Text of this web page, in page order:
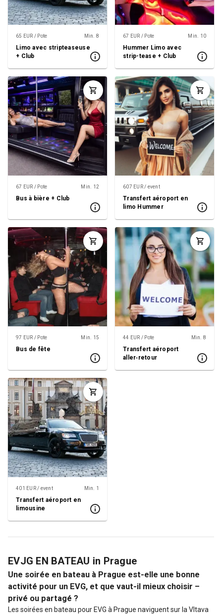
65 EUR / Pote Min. 8
Limo avec stripteaseuse
+ Club
67 EUR / Pote Min. 10
Hummer Limo avec
strip-tease + Club
67 EUR / Pote Min. 12
Bus à bière + Club
607 EUR / event
Transfert aéroport en
limo Hummer
97 EUR / Pote Min. 15
Bus de fête
44 EUR / Pote Min. 8
Transfert aéroport
aller‑retour
401 EUR / event Min. 1
Transfert aéroport en
limousine
EVJG EN BATEAU in Prague
Une soirée en bateau à Prague est-elle une bonne
activité pour un EVG, et que vaut-il mieux choisir –
privé ou partagé ?
Les soirées en bateau pour EVG à Prague naviguent sur la Vltava